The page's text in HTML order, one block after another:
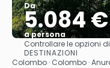
Da
5.084 €
a persona
Controllare le opzioni
DESTINAZIONI
Colombo · Colombo ·